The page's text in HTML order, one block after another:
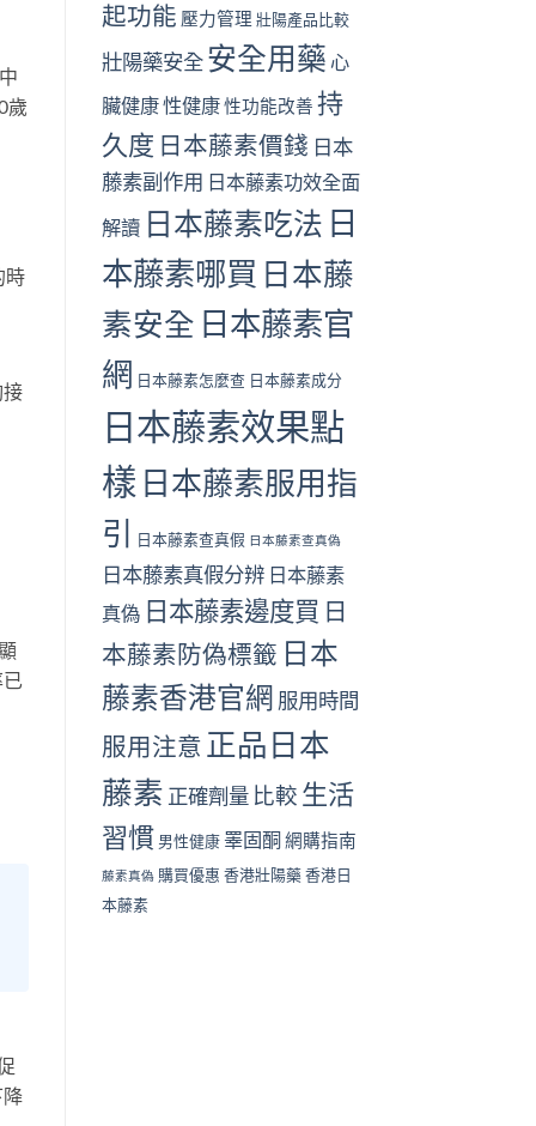
歲
時
起功能 壓力管理 壯陽產品比較
壯陽藥安全 安全用藥 心
臟健康性健康性功能改善 持
久度 日本藤素價錢 日本
藤素副作用 日本藤素功效全面
解讀 日本藤素吃法 日
本藤素哪買 日本藤
素安全 日本藤素官
網 日本藤素怎麼查 日本藤素成分
日本藤素效果點
樣 日本藤素服用指
引
日本藤素查真假 日本藤素查真偽
日本藤素真假分辨 日本藤素
真偽 日本藤素邊度買 日
本藤素防偽標籤 日本
藤素香港官網 服用時間
服用注意 正品日本
藤素 正確劑量 比較 生活
習慣 男性健康 睪固酮網購指南
藤素真偽 購買優惠 香港壯陽藥 香港日
本藤素